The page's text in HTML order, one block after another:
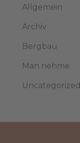
Allgemein
Archiv
Bergbau
Man nehme
Uncategorized